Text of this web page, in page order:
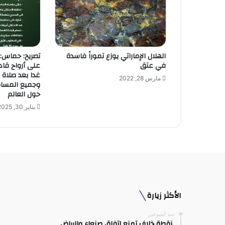
ل
ك
ت
ر
و
ن
ي
الهلال الإماراتي يوزع تموراً فاسدة
في عتق
مارس 28, 2022
تصريح: حماس:
على أرواح
غدا بعد
وجميع
حول العالم
يناير 30, 2025
الأكثر زيارة
منذ أسبوعين